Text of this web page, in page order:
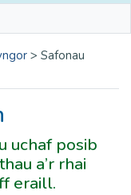
> Safonau
uchaf posib
a’r rhai
eraill.